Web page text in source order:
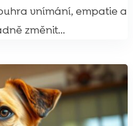
vnímání, empatie a
změnit...